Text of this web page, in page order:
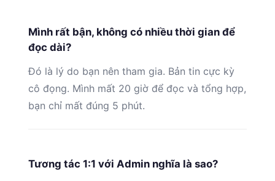
Mình rất bận, không có nhiều thời gian để
đọc dài?
Đó là lý do bạn nên tham gia. Bản tin cực kỳ
cô đọng. Mình mất 20 giờ để đọc và tổng hợp,
bạn chỉ mất đúng 5 phút.
Tương tác 1:1 với Admin nghĩa là sao?